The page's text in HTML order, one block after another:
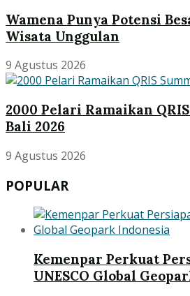
Wamena Punya Potensi
Wisata Unggulan
9 Agustus 2026
2000 Pelari Ramaikan
Bali 2026
9 Agustus 2026
POPULAR
Kemenpar Perkuat
UNESCO Global